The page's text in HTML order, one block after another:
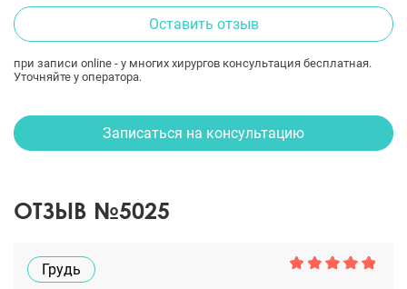
Оставить отзыв
при записи online - у многих хирургов консультация бесплатная.
Уточняйте у оператора.
Записаться на консультацию
ОТЗЫВ №5025
Грудь